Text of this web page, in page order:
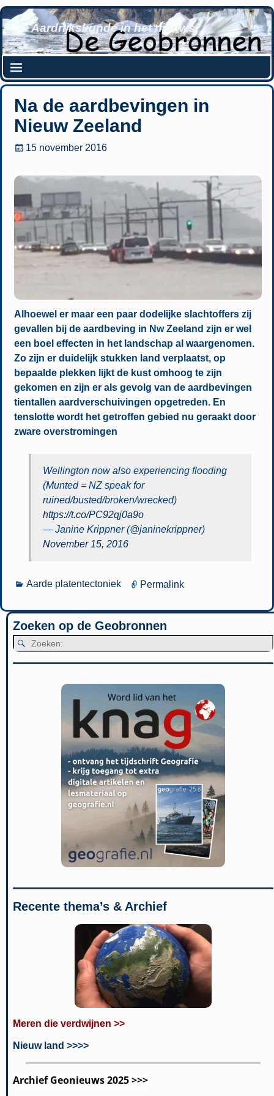
Aardrijkskunde in het nieuws
Na de aardbevingen in
Nieuw Zeeland
15 november 2016
Alhoewel er maar een paar dodelijke slachtoffers zij
gevallen bij de aardbeving in Nw Zeeland zijn er wel
een boel effecten in het landschap al waargenomen.
Zo zijn er duidelijk stukken land verplaatst, op
bepaalde plekken lijkt de kust omhoog te zijn
gekomen en zijn er als gevolg van de aardbevingen
tientallen aardverschuivingen opgetreden. En
tenslotte wordt het getroffen gebied nu geraakt door
zware overstromingen
Wellington now also experiencing flooding
(Munted = NZ speak for
ruined/busted/broken/wrecked)
https://t.co/PC92qj0a9o
— Janine Krippner (@janinekrippner)
November 15, 2016
Aarde platentectoniek Permalink
Zoeken op de Geobronnen
Recente thema’s & Archief
Meren die verdwijnen >>
Nieuw land >>>>
Archief Geonieuws 2025 >>>